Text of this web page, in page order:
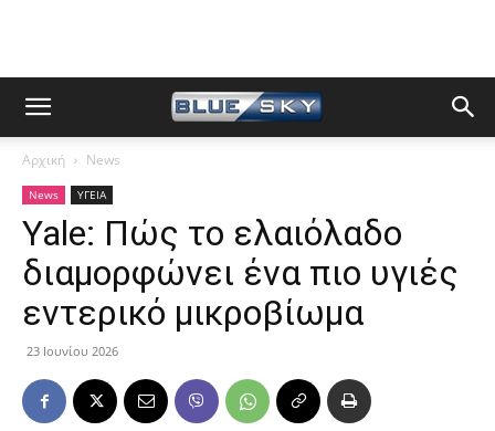
Αρχική News
News ΥΓΕΙΑ
Yale: Πώς το ελαιόλαδο
διαμορφώνει ένα πιο υγιές
εντερικό μικροβίωμα
23 Ιουνίου 2026